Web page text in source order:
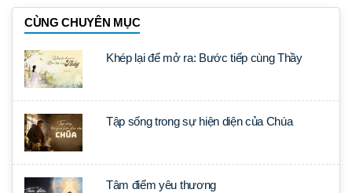
CÙNG CHUYÊN MỤC
Khép lại để mở ra: Bước tiếp cùng Thầy
Tập sống trong sự hiện diện của Chúa
Tâm điểm yêu thương